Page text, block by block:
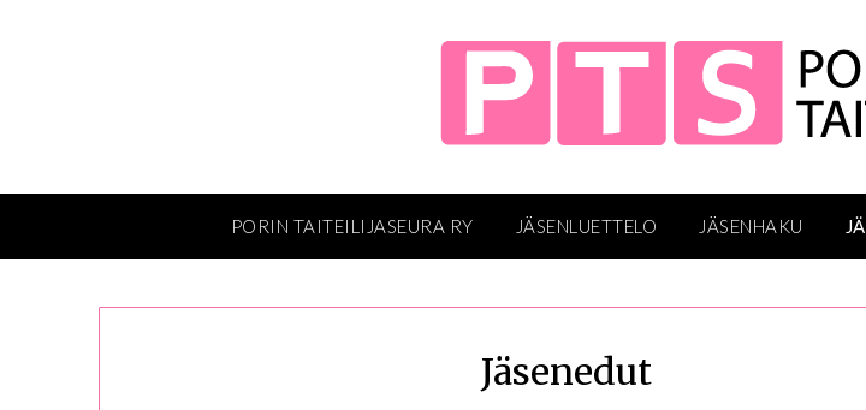
PORIN TAITEILIJASEURA RY JÄSENLUETTELO JÄSENHAKU
Jäsenedut